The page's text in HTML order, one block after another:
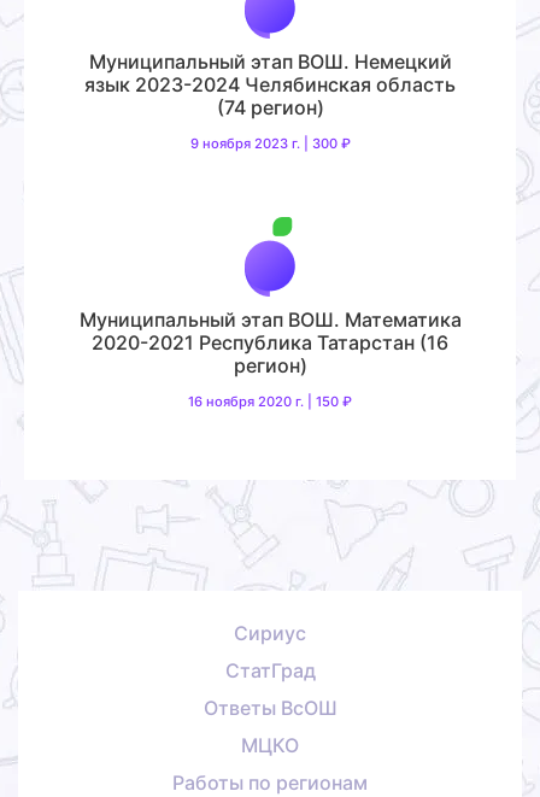
Муниципальный этап ВОШ. Немецкий
язык 2023-2024 Челябинская область
(74 регион)
9 ноября 2023 г. | 300 ₽
Муниципальный этап ВОШ. Математика
2020-2021 Республика Татарстан (16
регион)
16 ноября 2020 г. | 150 ₽
Сириус
СтатГрад
Ответы ВсОШ
МЦКО
Работы по регионам